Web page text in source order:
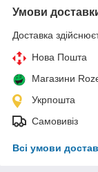
Умови
Доставка
Нова Пошта
Магазини
Укрпошта
Самовивіз
Всі умови